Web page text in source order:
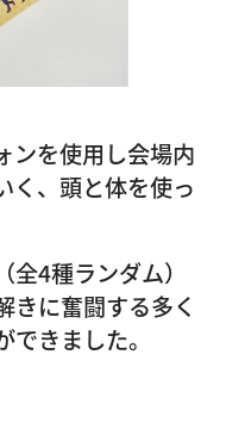
ンを使用し会場内
く、頭と体を使っ
4種ランダム）
きに奮闘する多く
きました。